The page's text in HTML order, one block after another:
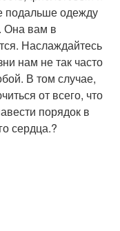
подальше одежду
Она вам в
Наслаждайтесь
нам не так часто
В том случае,
от всего, что
порядок в
сердца.?